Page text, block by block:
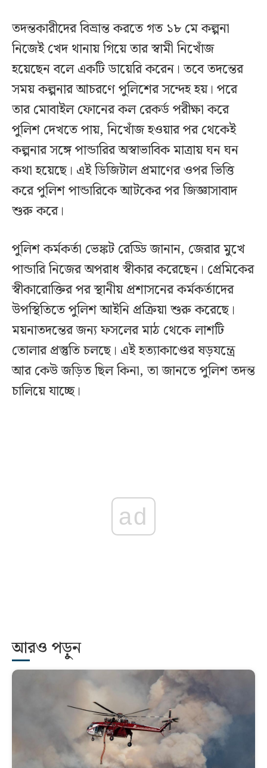
তদন্তকারীদের বিভ্রান্ত করতে গত ১৮ মে কল্পনা
নিজেই খেদ থানায় গিয়ে তার স্বামী নিখোঁজ
হয়েছেন বলে একটি ডায়েরি করেন। তবে তদন্তের
সময় কল্পনার আচরণে পুলিশের সন্দেহ হয়। পরে
তার মোবাইল ফোনের কল রেকর্ড পরীক্ষা করে
পুলিশ দেখতে পায়, নিখোঁজ হওয়ার পর থেকেই
কল্পনার সঙ্গে পান্ডারির অস্বাভাবিক মাত্রায় ঘন ঘন
কথা হয়েছে। এই ডিজিটাল প্রমাণের ওপর ভিত্তি
করে পুলিশ পান্ডারিকে আটকের পর জিজ্ঞাসাবাদ
শুরু করে।
পুলিশ কর্মকর্তা ভেঙ্কট রেড্ডি জানান, জেরার মুখে
পান্ডারি নিজের অপরাধ স্বীকার করেছেন। প্রেমিকের
স্বীকারোক্তির পর স্থানীয় প্রশাসনের কর্মকর্তাদের
উপস্থিতিতে পুলিশ আইনি প্রক্রিয়া শুরু করেছে।
ময়নাতদন্তের জন্য ফসলের মাঠ থেকে লাশটি
তোলার প্রস্তুতি চলছে। এই হত্যাকাণ্ডের ষড়যন্ত্রে
আর কেউ জড়িত ছিল কিনা, তা জানতে পুলিশ তদন্ত
চালিয়ে যাচ্ছে।
ad
আরও পড়ুন